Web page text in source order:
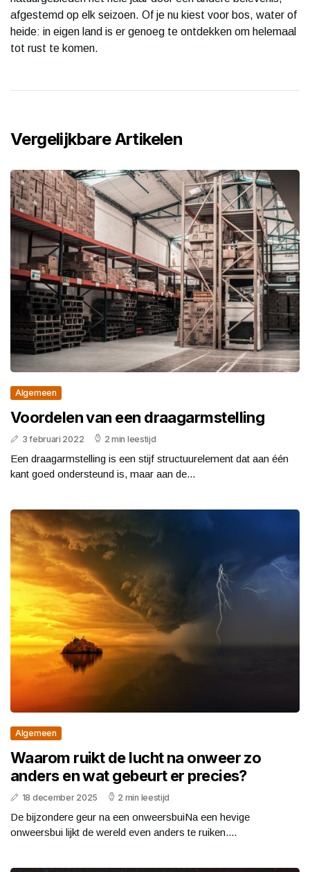
afgestemd op elk seizoen. Of je nu kiest voor bos, water of
heide: in eigen land is er genoeg te ontdekken om helemaal
tot rust te komen.
Vergelijkbare Artikelen
Algemeen
Voordelen van een draagarmstelling
3 februari 2022 2 min leestijd
Een draagarmstelling is een stijf structuurelement dat aan één
kant goed ondersteund is, maar aan de...
Algemeen
Waarom ruikt de lucht na onweer zo
anders en wat gebeurt er precies?
18 december 2025 2 min leestijd
De bijzondere geur na een onweersbuiNa een hevige
onweersbui lijkt de wereld even anders te ruiken....